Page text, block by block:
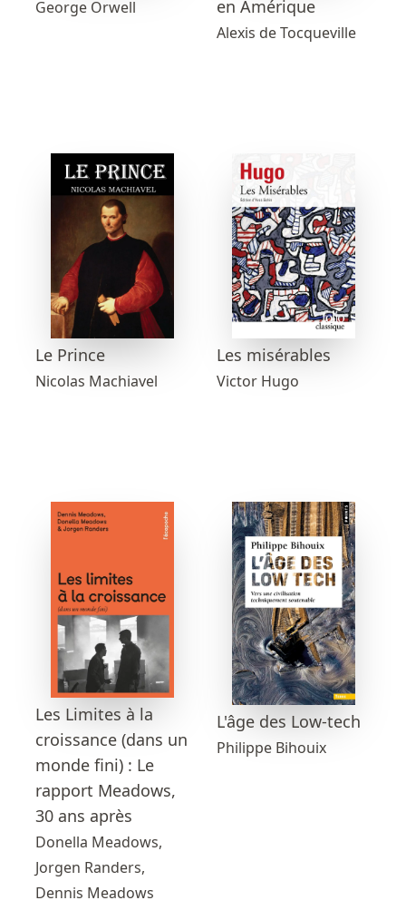
George Orwell en Amérique
Alexis de Tocqueville
Le Prince
Nicolas Machiavel
Les misérables
Victor Hugo
Les Limites à la
croissance (dans un
monde fini) : Le
rapport Meadows,
30 ans après
Donella Meadows,
Jorgen Randers,
Dennis Meadows
L'âge des Low-tech
Philippe Bihouix